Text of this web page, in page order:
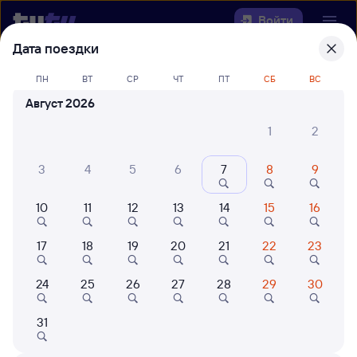
Войти
Выберите день, чтобы найтиж/д
билеты Вихоревка — Янталь
42 млн путешествуют с
Когда
Кто едет
Дата поездки
ПН ВТ СР ЧТ ПТ СБ ВС
Август 2026
1
2
3 4 5 6 7 8 9
10 11 12 13 14 15 16
17 18 19 20 21 22 23
24 25 26 27 28 29 30
31